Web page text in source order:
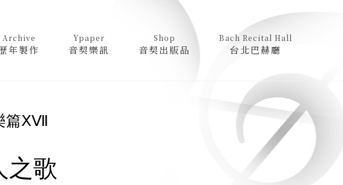
Archive
年製作
Ypaper
音契樂訊
Shop
音契出版品
Bach Recital Hall
台北巴赫廳
篇ⅩⅦ
之歌